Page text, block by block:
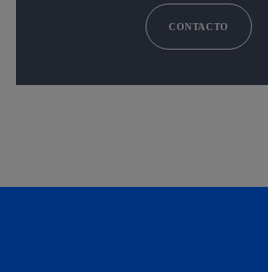
CONTACTO